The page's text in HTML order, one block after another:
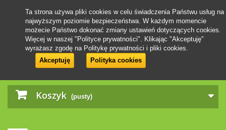
Koszyk (pusty)
Ta strona używa pliki cookies w celu świadczenia Państwu usług na
najwyższym poziomie bezpieczeństwa. W każdym momencie
możecie Państwo dokonać zmiany ustawień dotyczących cookies.
Więcej w naszej "Polityce prywatności". Klikając "Akceptuję"
wyrażasz zgodę na Politykę prywatności i pliki cookies.
Akceptuję
Polityka cookies